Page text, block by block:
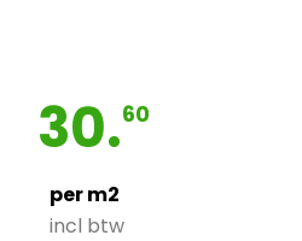
30.60
per m2
incl btw